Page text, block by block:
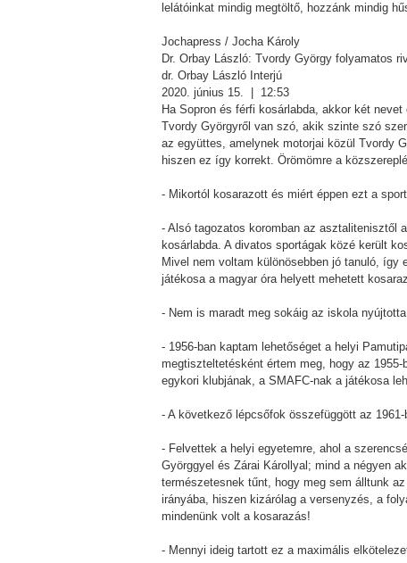
lelátóinkat mindig megtöltő, hozzánk mindig
Jochapress / Jocha Károly
Dr. Orbay László: Tvordy György folyamatos
dr. Orbay László Interjú
2020. június 15. | 12:53
Ha Sopron és férfi kosárlabda, akkor két
Tvordy Györgyről van szó, akik szinte szó
az együttes, amelynek motorjai közül Tvordy
hiszen ez így korrekt. Örömömre a
- Mikortól kosarazott és miért éppen ezt a
- Alsó tagozatos koromban az asztalitenisztől
kosárlabda. A divatos sportágak közé került
Mivel nem voltam különösebben jó tanuló,
játékosa a magyar óra helyett mehetett
- Nem is maradt meg sokáig az iskola
- 1956-ban kaptam lehetőséget a helyi
megtiszteltetésként értem meg, hogy az
egykori klubjának, a SMAFC-nak a játékosa
- A következő lépcsőfok összefüggött az
- Felvettek a helyi egyetemre, ahol a
Györggyel és Zárai Károllyal; mind a négyen
természetesnek tűnt, hogy meg sem álltunk
irányába, hiszen kizárólag a versenyzés, a
mindenünk volt a kosarazás!
- Mennyi ideig tartott ez a maximális